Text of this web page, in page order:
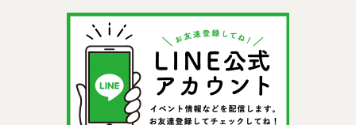
＠イオンモール四條畷